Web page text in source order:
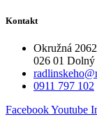
Kontakt
Okružná
026 01
0911 797 102
FacebookYoutube